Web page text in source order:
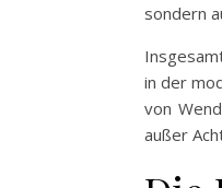
sondern
in der
von
außer